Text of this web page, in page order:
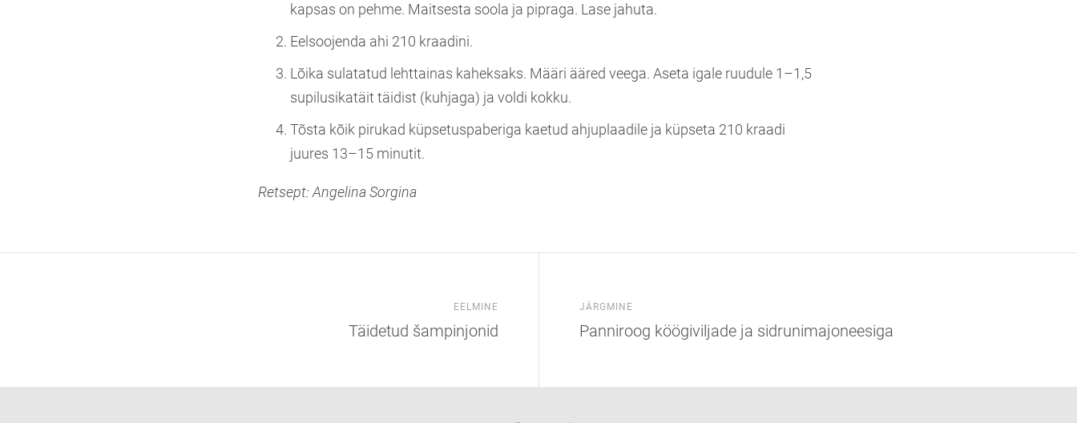
kapsas on pehme. Maitsesta soola ja pipraga. Lase jahuta.
Eelsoojenda ahi 210 kraadini.
Lõika sulatatud lehttainas kaheksaks. Määri ääred veega. Aseta igale ruudule 1–1,5
supilusikatäit täidist (kuhjaga) ja voldi kokku.
Tõsta kõik pirukad küpsetuspaberiga kaetud ahjuplaadile ja küpseta 210 kraadi
juures 13–15 minutit.
Retsept: Angelina Sorgina
EELMINE
Täidetud šampinjonid
JÄRGMINE
Panniroog köögiviljade ja sidrunimajoneesiga